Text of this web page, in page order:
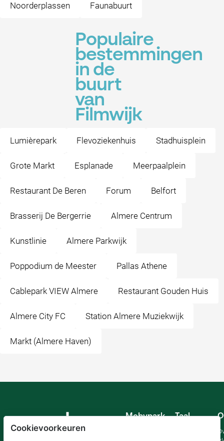
Noorderplassen Faunabuurt
Populaire
bestemmingen
in de
buurt
van
Filmwijk
Lumièrepark Flevoziekenhuis Stadhuisplein
Grote Markt Esplanade Meerpaalplein
Restaurant De Beren Forum Belfort
Brasserij De Bergerrie Almere Centrum
Kunstlinie Almere Parkwijk
Poppodium de Meester Pallas Athene
Cablepark VIEW Almere Restaurant Gouden Huis
Almere City FC Station Almere Muziekwijk
Markt (Almere Haven)
Mobypark
Taal
Cookievoorkeuren